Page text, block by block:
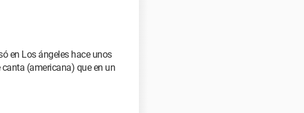
en Los ángeles hace unos
(americana) que en un